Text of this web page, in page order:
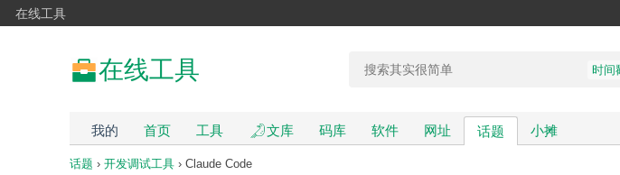
在线工具
在线工具 时间
我的 首页 工具 文库 码库 软件 网址 话题 小摊
话题 › 开发调试工具 › Claude Code